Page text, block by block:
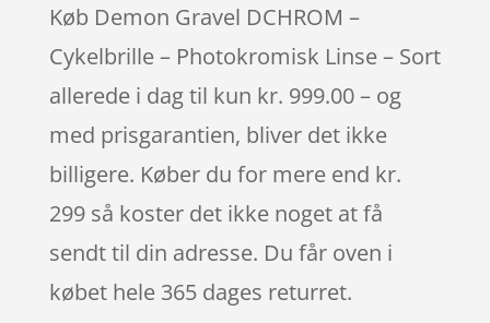
Køb Demon Gravel DCHROM –
Cykelbrille – Photokromisk Linse – Sort
allerede i dag til kun kr. 999.00 – og
med prisgarantien, bliver det ikke
billigere. Køber du for mere end kr.
299 så koster det ikke noget at få
sendt til din adresse. Du får oven i
købet hele 365 dages returret.